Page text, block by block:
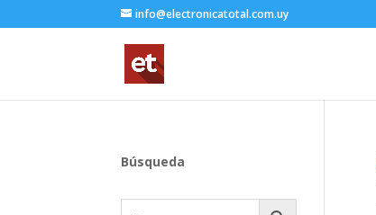
info@electronicatotal.com.uy
Búsqueda